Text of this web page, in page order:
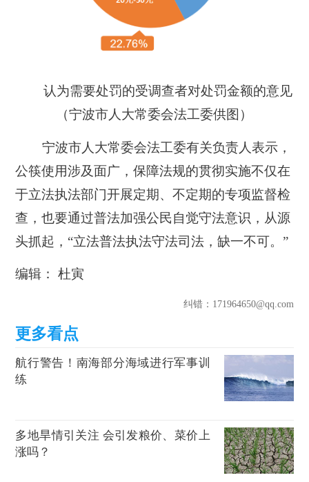
认为需要处罚的受调查者对处罚金额的意见
（宁波市人大常委会法工委供图）
宁波市人大常委会法工委有关负责人表示，
公筷使用涉及面广，保障法规的贯彻实施不仅在
于立法执法部门开展定期、不定期的专项监督检
查，也要通过普法加强公民自觉守法意识，从源
头抓起，“立法普法执法守法司法，缺一不可。”
编辑： 杜寅
纠错：171964650@qq.com
航行警告！南海部分海域进行军事训
练
多地旱情引关注 会引发粮价、菜价上
涨吗？